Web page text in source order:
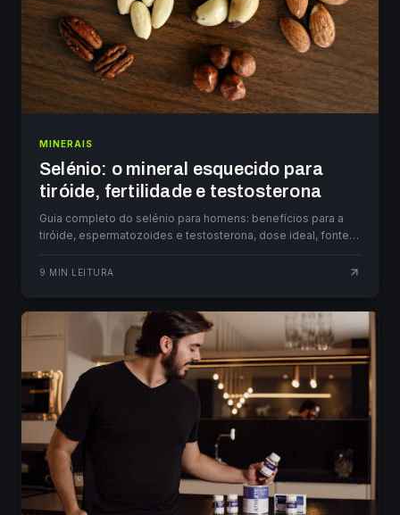
MINERAIS
Selénio: o mineral esquecido para
tiróide, fertilidade e testosterona
Guia completo do selénio para homens: benefícios para a
tiróide, espermatozoides e testosterona, dose ideal, fontes
9 MIN LEITURA